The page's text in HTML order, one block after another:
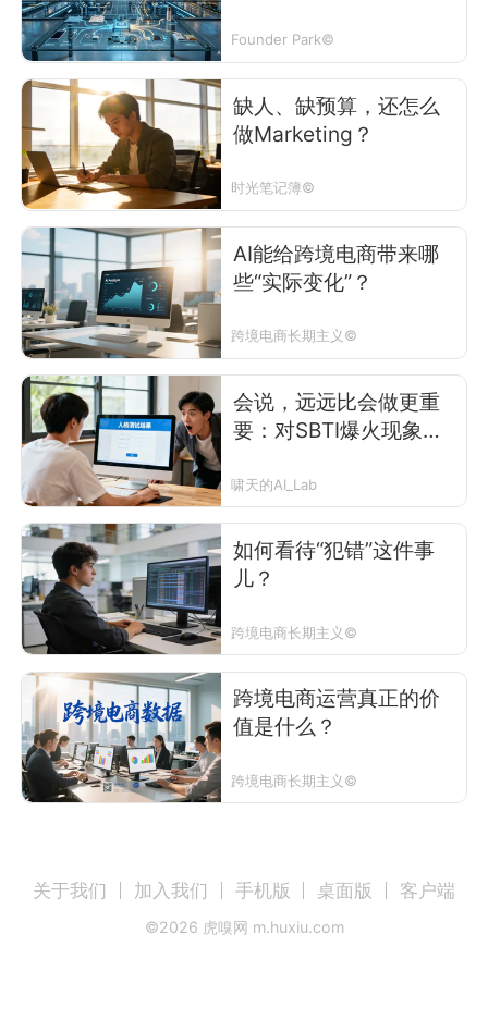
建了
Founder Park©
缺人、缺预算，还怎么
做Marketing？
时光笔记簿©
AI能给跨境电商带来哪
些“实际变化”？
跨境电商长期主义©
会说，远远比会做更重
要：对SBTI爆火现象的
啸天的AI_Lab
如何看待“犯错”这件事
儿？
跨境电商长期主义©
跨境电商运营真正的价
值是什么？
跨境电商长期主义©
关于我们 加入我们 手机版 桌面版 客户端
©2026 虎嗅网 m.huxiu.com